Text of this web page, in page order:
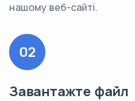
нашому веб-сайті.
02
Завантажте файл